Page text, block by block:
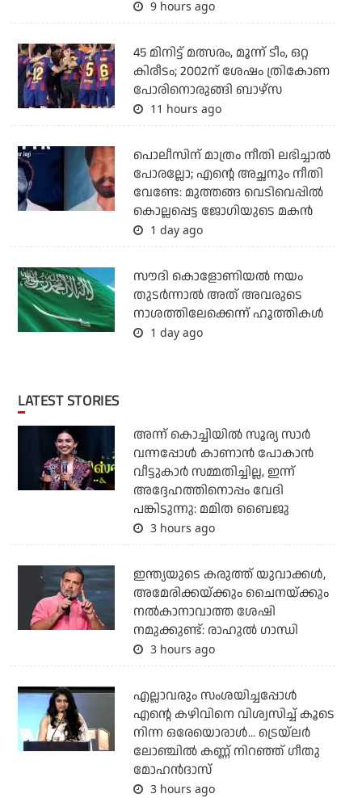
9 hours ago
45 മിനിട്ട് മത്സരം, മൂന്ന് ടീം, ഒറ്റ
കിരീടം; 2002ന് ശേഷം ത്രികോണ
പോരിനൊരുങ്ങി ബാഴ്‌സ
11 hours ago
പൊലീസിന് മാത്രം നീതി ലഭിച്ചാല്‍
പോരല്ലോ; എന്റെ അച്ഛനും നീതി
വേണ്ടേ: മുത്തങ്ങ വെടിവെപ്പില്‍
കൊല്ലപ്പെട്ട ജോഗിയുടെ മകന്‍
1 day ago
സൗദി കൊളോണിയല്‍ നയം
തുടര്‍ന്നാല്‍ അത് അവരുടെ
നാശത്തിലേക്കെന്ന് ഹൂത്തികള്‍
1 day ago
LATEST STORIES
അന്ന് കൊച്ചിയില്‍ സൂര്യ സാര്‍
വന്നപ്പോള്‍ കാണാന്‍ പോകാന്‍
വീട്ടുകാര്‍ സമ്മതിച്ചില്ല, ഇന്ന്
അദ്ദേഹത്തിനൊപ്പം വേദി
പങ്കിടുന്നു: മമിത ബൈജു
3 hours ago
ഇന്ത്യയുടെ കരുത്ത് യുവാക്കള്‍,
അമേരിക്കയ്ക്കും ചൈനയ്ക്കും
നല്‍കാനാവാത്ത ശേഷി
നമുക്കുണ്ട്: രാഹുല്‍ ഗാന്ധി
3 hours ago
എല്ലാവരും സംശയിച്ചപ്പോള്‍
എന്റെ കഴിവിനെ വിശ്വസിച്ച് കൂടെ
നിന്ന ഒരേയൊരാള്‍... ട്രെയ്‌ലര്‍
ലോഞ്ചില്‍ കണ്ണ് നിറഞ്ഞ് ഗീതു
മോഹന്‍ദാസ്
3 hours ago